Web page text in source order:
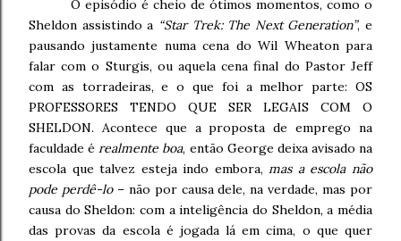
O episódio é cheio de ótimos momentos, como o
Sheldon assistindo a “Star Trek: The Next Generation”, e
pausando justamente numa cena do Wil Wheaton para
falar com o Sturgis, ou aquela cena final do Pastor Jeff
com as torradeiras, e o que foi a melhor parte: OS
PROFESSORES TENDO QUE SER LEGAIS COM O
SHELDON. Acontece que a proposta de emprego na
faculdade é realmente boa, então George deixa avisado na
escola que talvez esteja indo embora, mas a escola não
pode perdê-lo– não por causa dele, na verdade, mas por
causa do Sheldon: com a inteligência do Sheldon, a média
das provas da escola é jogada lá em cima, o que quer